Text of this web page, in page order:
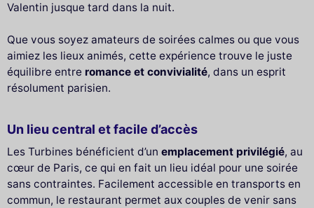
Valentin jusque tard dans la nuit.
Que vous soyez amateurs de soirées calmes ou que vous
aimiez les lieux animés, cette expérience trouve le juste
équilibre entre romance et convivialité, dans un esprit
résolument parisien.
Un lieu central et facile d’accès
Les Turbines bénéficient d’un emplacement privilégié, au
cœur de Paris, ce qui en fait un lieu idéal pour une soirée
sans contraintes. Facilement accessible en transports en
commun, le restaurant permet aux couples de venir sans